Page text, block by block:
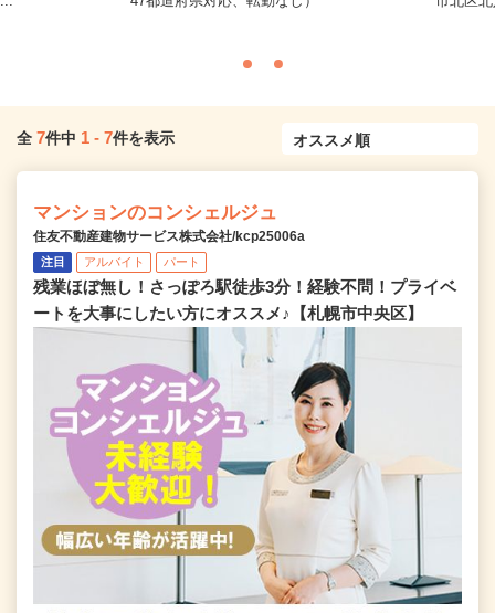
全 7件中 1 - 7件を表示
マンションのコンシェルジュ
住友不動産建物サービス株式会社/kcp25006a
注目 アルバイト パート
残業ほぼ無し！さっぽろ駅徒歩3分！経験不問！プライベ
ートを大事にしたい方にオススメ♪【札幌市中央区】